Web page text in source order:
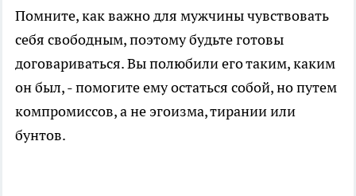
Помните, как важно для мужчины чувствовать
себя свободным, поэтому будьте готовы
договариваться. Вы полюбили его таким, каким
он был, - помогите ему остаться собой, но путем
компромиссов, а не эгоизма, тирании или
бунтов.